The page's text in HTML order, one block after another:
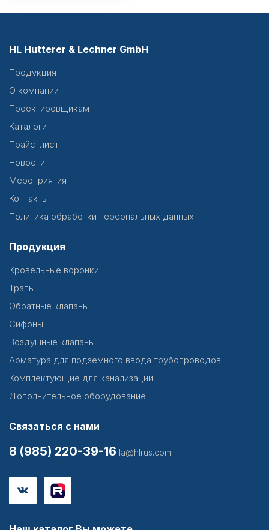
HL Hutterer & Lechner GmbH
Продукция
О компании
Проектировщикам
Каталоги
Прайс-лист
Новости
Мероприятия
Контакты
Политика обработки персональных данных
Продукция
Кровельные воронки
Трапы
Обратные клапаны
Сифоны
Воздушные клапаны
Арматура для подземного ввода трубопроводов
Комплектующие для канализации
Дополнительное оборудование
Связаться с нами
8 (985) 220-39-16 la@hlrus.com